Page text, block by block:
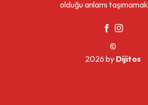
olduğu anlamı
©
2026 by Dijitos